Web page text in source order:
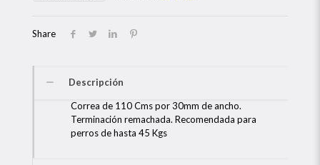
Share
Descripción
Correa de 110 Cms por 30mm de ancho.
Terminación remachada. Recomendada para
perros de hasta 45 Kgs